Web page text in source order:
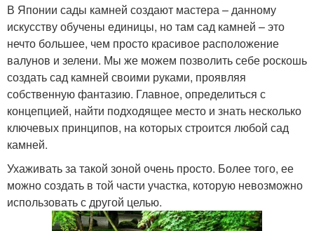
В Японии сады камней создают мастера – данному
искусству обучены единицы, но там сад камней – это
нечто большее, чем просто красивое расположение
валунов и зелени. Мы же можем позволить себе роскошь
создать сад камней своими руками, проявляя
собственную фантазию. Главное, определиться с
концепцией, найти подходящее место и знать несколько
ключевых принципов, на которых строится любой сад
камней.
Ухаживать за такой зоной очень просто. Более того, ее
можно создать в той части участка, которую невозможно
использовать с другой целью.